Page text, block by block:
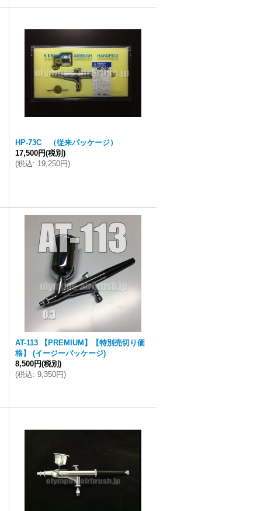
HP-73C （従来パッケージ）
17,500円(税別)
(税込: 19,250円)
AT-113 【PREMIUM】【特別売切り価
格】 (イージーパッケージ)
8,500円(税別)
(税込: 9,350円)